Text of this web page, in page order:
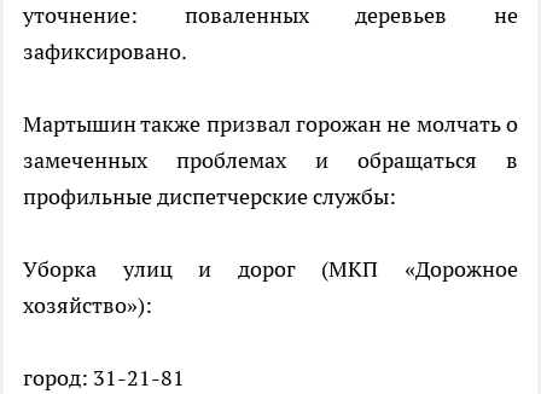
уточнение: поваленных деревьев не
зафиксировано.
Мартышин также призвал горожан не молчать о
замеченных проблемах и обращаться в
профильные диспетчерские службы:
Уборка улиц и дорог (МКП «Дорожное
хозяйство»):
город: 31-21-81